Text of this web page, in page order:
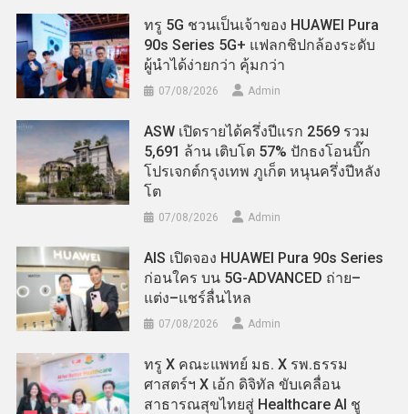
ทรู 5G ชวนเป็นเจ้าของ HUAWEI Pura
90s Series 5G+ แฟลกชิปกล้องระดับ
ผู้นำได้ง่ายกว่า คุ้มกว่า
07/08/2026 Admin
ASW เปิดรายได้ครึ่งปีแรก 2569 รวม
5,691 ล้าน เติบโต 57% ปักธงโอนบิ๊ก
โปรเจกต์กรุงเทพ ภูเก็ต หนุนครึ่งปีหลัง
โต
07/08/2026 Admin
AIS เปิดจอง HUAWEI Pura 90s Series
ก่อนใคร บน 5G-ADVANCED ถ่าย–
แต่ง–แชร์ลื่นไหล
07/08/2026 Admin
ทรู X คณะแพทย์ มธ. X รพ.ธรรม
ศาสตร์ฯ X เอ้ก ดิจิทัล ขับเคลื่อน
สาธารณสุขไทยสู่ Healthcare AI ชู